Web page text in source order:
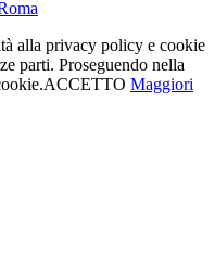
alla privacy policy e cookie
parti. Proseguendo nella
ACCETTO Maggiori